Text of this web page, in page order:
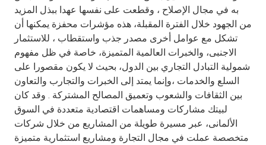
به في مجال الإصلاح ، وقطعت على نفسها عهدا ببذل المزيد
من الجهود خلال الفترة المقبلة، هذه مؤشرات محفزة يمكنها أن
تشكل مع عوامل أخرى مصدر جذب واستقطاب ، للاستثمار
الاجنبى، والخبرات العالمية المتميزة، خاصة في ظل مفهوم
شمولية التبادل التجاري بين الدول، بحيث لا يكون مقصورا على
السلع والخدمات ،وإنما يمتد إلى الخبرات والتجارب والتعاون
بين الثقافات والشعوب وتعميق المصالح المشتركة . وقد كان
لبيتك مشاركات ومساهمات اقتصادية متعددة في السوق
الألمانى، عبر مسيرة طويلة من المشاريع من خلال شركات
متخصصة عملت في مجال التجارة ومشاريع استثمارية متميزة